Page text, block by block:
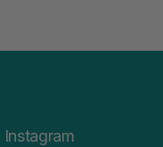
Instagram